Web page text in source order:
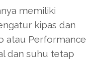
memiliki
kipas dan
atau Performance
dan suhu tetap